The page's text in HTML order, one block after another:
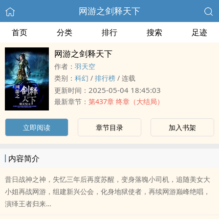
网游之剑释天下
首页 分类 排行 搜索 足迹
网游之剑释天下
作者： 羽天空
类别： 科幻 / 排行榜 / 连载
更新时间： 2025-05-04 18:45:03
最新章节： 第437章 终章（大结局）
立即阅读 章节目录 加入书架
内容简介
昔日战神之神，失忆三年后再度苏醒，变身落魄小司机，追随美女大
小姐再战网游，组建新兴公会，化身地狱使者，再续网游巅峰绝唱，
演绎王者归来…